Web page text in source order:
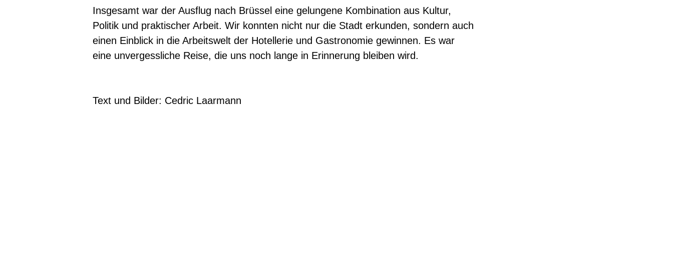
Insgesamt war der Ausflug nach Brüssel eine gelungene Kombination aus Kultur,
Politik und praktischer Arbeit. Wir konnten nicht nur die Stadt erkunden, sondern auch
einen Einblick in die Arbeitswelt der Hotellerie und Gastronomie gewinnen. Es war
eine unvergessliche Reise, die uns noch lange in Erinnerung bleiben wird.
Text und Bilder: Cedric Laarmann